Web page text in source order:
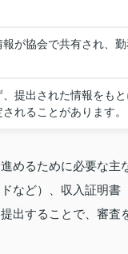
が協会で共有され、
提出された情報をも
れることがあります。
めるために必要な
など）、収入証明
出することで、審査